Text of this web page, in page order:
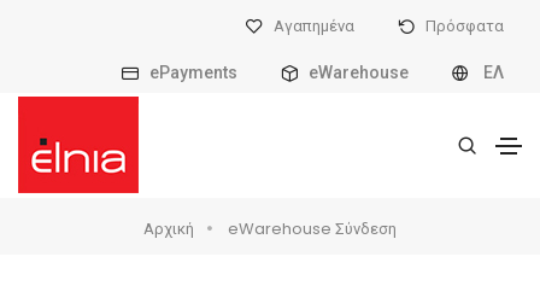
Αγαπημένα Πρόσφατα
ePayments eWarehouse ΕΛ
Αρχική eWarehouse Σύνδεση